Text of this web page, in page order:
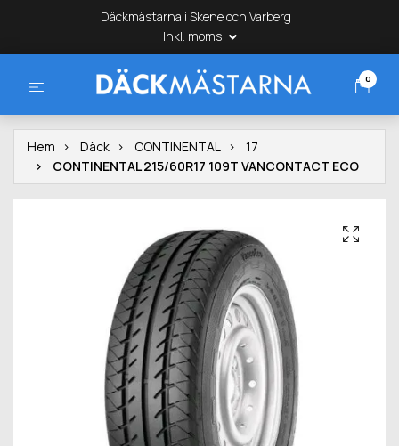
Däckmästarna i Skene och Varberg
Inkl. moms
0
Hem Däck CONTINENTAL
17
CONTINENTAL 215/60R17 109T VANCONTACT ECO